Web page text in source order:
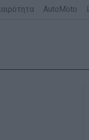
AutoMoto